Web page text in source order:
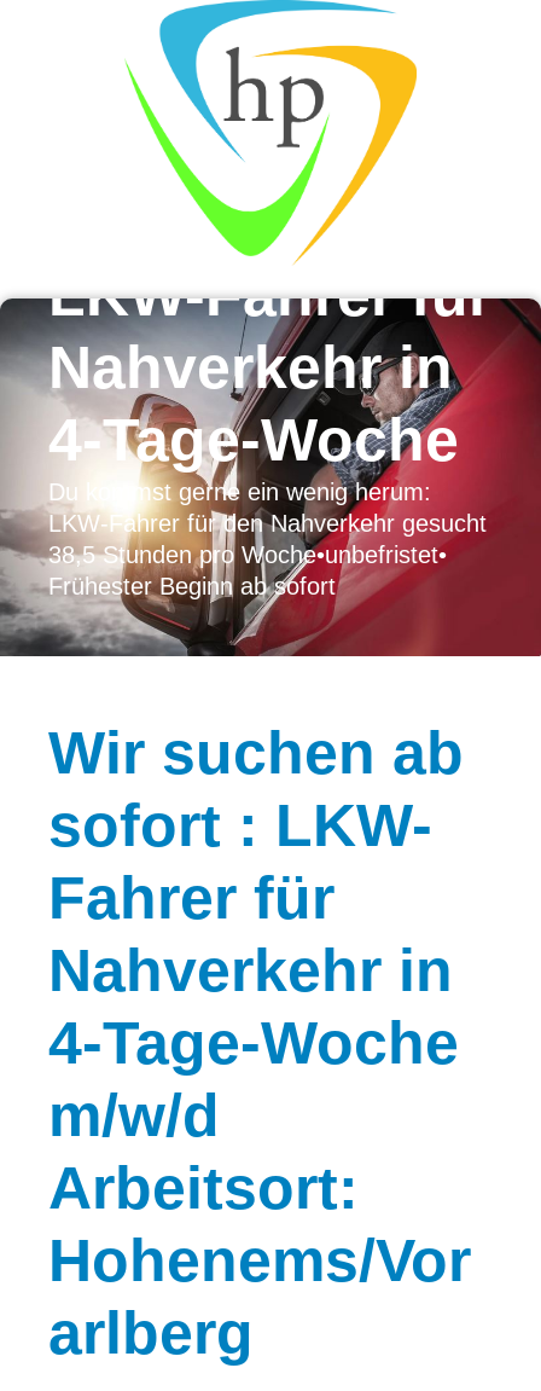
LKW-Fahrer für
Nahverkehr in
4-Tage-Woche
Du kommst gerne ein wenig herum:
LKW-Fahrer für den Nahverkehr gesucht
38,5 Stunden pro Woche•unbefristet•
Frühester Beginn ab sofort
Wir suchen ab
sofort : LKW-
Fahrer für
Nahverkehr in
4-Tage-Woche
m/w/d
Arbeitsort:
Hohenems/Vor
arlberg